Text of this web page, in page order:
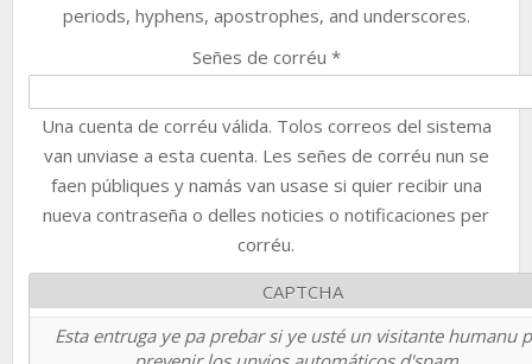
periods, hyphens, apostrophes, and underscores.
Señes de corréu *
Una cuenta de corréu válida. Tolos correos del sistema
van unviase a esta cuenta. Les señes de corréu nun se
faen públiques y namás van usase si quier recibir una
nueva contraseña o delles noticies o notificaciones per
corréu.
CAPTCHA
Esta entruga ye pa prebar si ye usté un visitante humanu